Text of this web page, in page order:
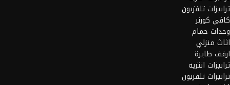
ترابيزات تلفزيون
كافي كورنر
وحدات حمام
اثاث منزلي
ارفف طايرة
ترابيزات انتريه
ترابيزات تلفزيون